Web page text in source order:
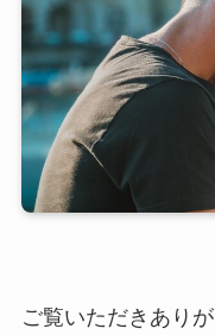
ご覧いただきあり